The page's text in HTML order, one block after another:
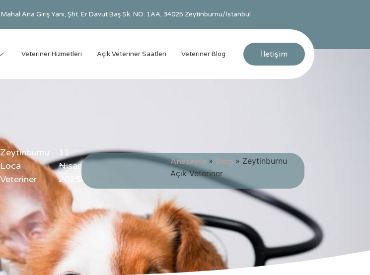
Ana Giriş Yanı, Şht. Er Davut Baş Sk. NO: 1AA, 34025 Zeytinburnu/İstanbul
Veteriner Hizmetleri Açık Veteriner Saatleri Veteriner Blog İletişim
Zeytinburnu
Loca
Veteriner
11
Nisan
2025
Anasayfa » Blog » Zeytinburnu
Açık Veteriner